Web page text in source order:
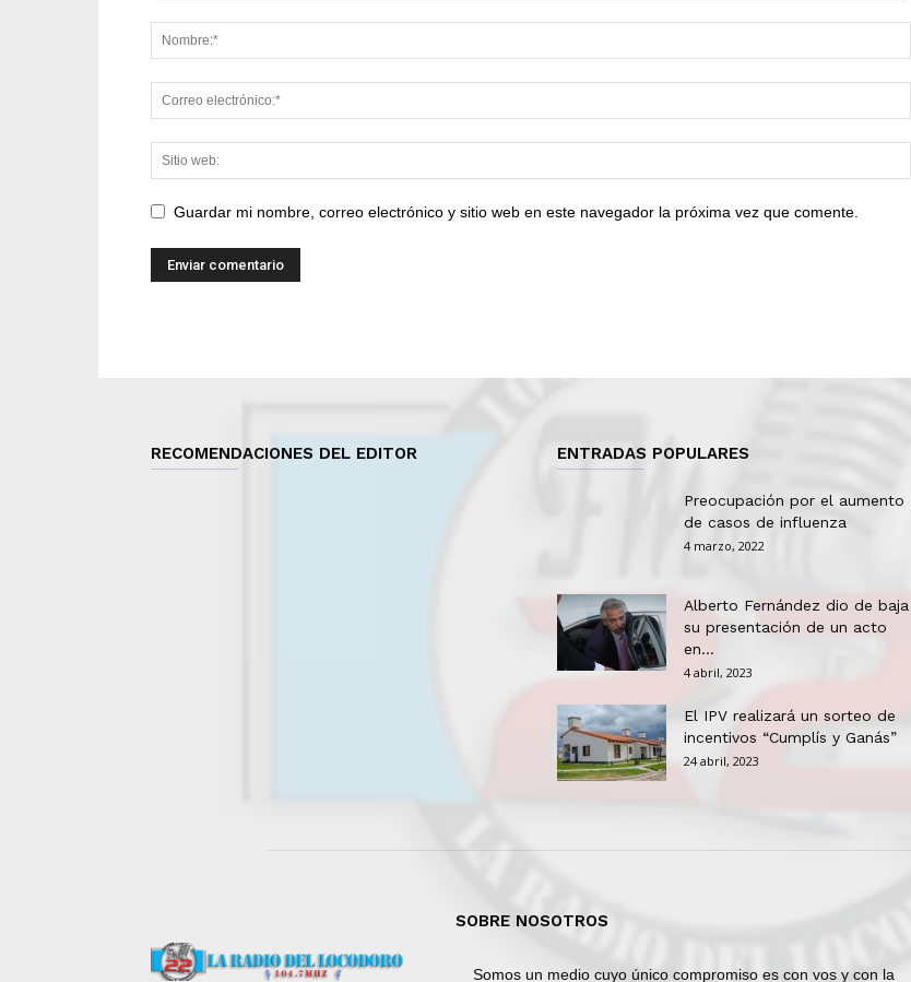
Guardar mi nombre, correo electrónico y sitio web en este navegador la próxima vez que comente.
RECOMENDACIONES DEL EDITOR ENTRADAS POPULARES
Preocupación por el aumento
de casos de influenza
4 marzo, 2022
Alberto Fernández dio de baja
su presentación de un acto
en...
4 abril, 2023
El IPV realizará un sorteo de
incentivos “Cumplís y Ganás”
24 abril, 2023
SOBRE NOSOTROS
Somos un medio cuyo único compromiso es con vos y con la